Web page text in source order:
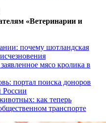
«Ветеринарии и
почему шотландская
мясо кролика в
портал поиска доноров
России
как теперь
транспорте